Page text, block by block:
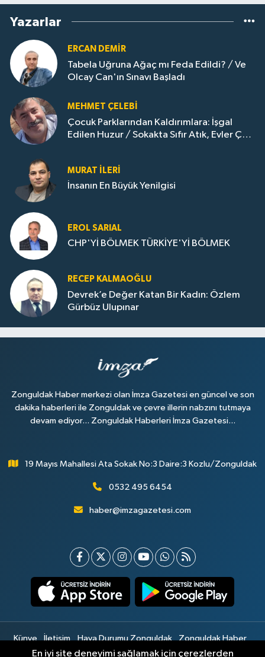
Yazarlar
ERCAN DEMIR
Tabela Uğruna Ağaç mı Feda Edildi? / Ve
Olcay Can'ın Sınavı Başladı
MEHMET ÇELEBI
Çocuk Parklarından Kaldırımlara: İşgal
Edilen Huzur / Sokakta Sıfır Atık, Evler Çöp
MURAT İLERI
İnsanın En Büyük Yenilgisi
EROL SARIAL
CHP'Yİ BÖLMEK TÜRKİYE'Yİ BÖLMEK
RECEP KALMAOĞLU
Devrek’e Değer Katan Bir Kadın: Özlem
Gürbüz Ulupınar
Zonguldak Haber merkezi olan İmza Gazetesi en güncel ve son
dakika haberleri ile Zonguldak ve çevre illerin nabzını tutmaya
devam ediyor... Zonguldak Haberleri İmza Gazetesi...
19 Mayıs Mahallesi Ata Sokak No:3 Daire:3 Kozlu/Zonguldak
0532 495 6454
haber@imzagazetesi.com
Künye İletişim Hava Durumu Zonguldak
Zonguldak Haber
Gizlilik Sözleşmesi
Hizmet Şartları Sitemap
En iyi site deneyimi sağlamak için çerezlerden